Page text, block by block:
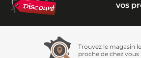
vos
Trouvez le magasin
proche de chez vous